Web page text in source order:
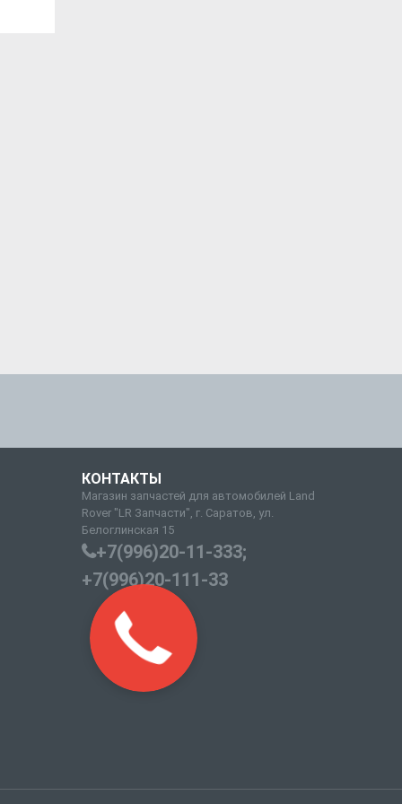
КОНТАКТЫ
Магазин запчастей для автомобилей Land
Rover "LR Запчасти", г. Саратов, ул.
Белоглинская 15
+7(996)20-11-333;
+7(996)20-111-33